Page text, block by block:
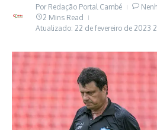
Por Redação Portal Cambé
2 Mins Read
Atualizado: 22 de fevereiro de 2023